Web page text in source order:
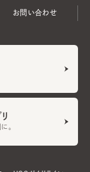
お問い合わせ
。